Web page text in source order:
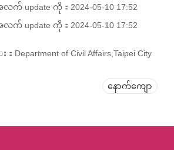
update ကို：2024-05-10 17:52
update ကို：2024-05-10 17:52
of Civil Affairs,Taipei City
နောက်ကျော